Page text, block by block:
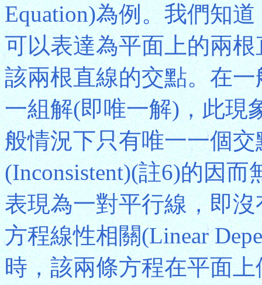
Equation)為例。我們知
可以表達為平面上的兩
該兩根直線的交點。在
一組解(即唯一解)，此現
般情況下只有唯一一個
(Inconsistent)(註6)的因
表現為一對平行線，即
方程線性相關(Linear
時，該兩條方程在平面